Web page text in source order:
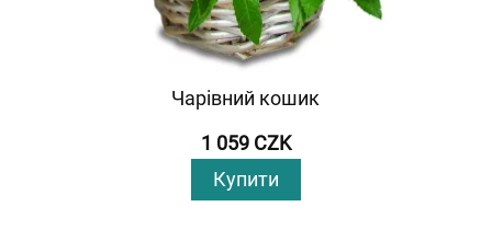
Чарівний кошик
1 059 CZK
Купити